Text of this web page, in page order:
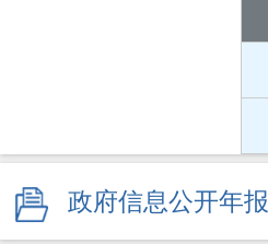
政府信息公开年报